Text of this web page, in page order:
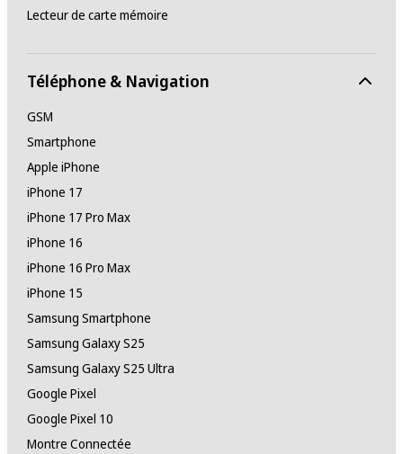
Lecteur de carte mémoire
Téléphone & Navigation
GSM
Smartphone
Apple iPhone
iPhone 17
iPhone 17 Pro Max
iPhone 16
iPhone 16 Pro Max
iPhone 15
Samsung Smartphone
Samsung Galaxy S25
Samsung Galaxy S25 Ultra
Google Pixel
Google Pixel 10
Montre Connectée